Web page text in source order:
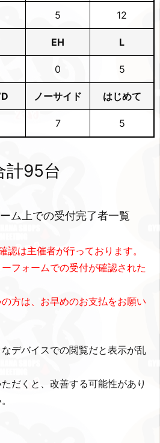
5 12
EH L
0 5
ノーサイド はじめて
7 5
計95台
ム上での受付完了者一覧
認は主催者が行っております。
フォームでの受付が確認された
方は、お早めのお支払をお願い
デバイスでの閲覧だと表示が乱
だくと、改善する可能性があり